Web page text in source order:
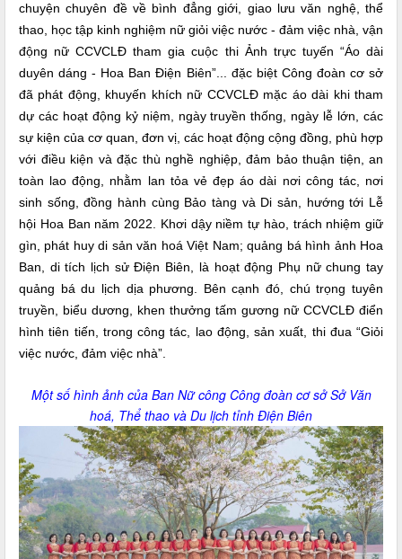
chuyện chuyên đề về bình đẳng giới, giao lưu văn nghệ, thể
thao, học tập kinh nghiệm nữ giỏi việc nước - đảm việc nhà, vận
động nữ CCVCLĐ tham gia cuộc thi Ảnh trực tuyến “Áo dài
duyên dáng - Hoa Ban Điện Biên”... đặc biệt Công đoàn cơ sở
đã phát động, khuyến khích nữ CCVCLĐ mặc áo dài khi tham
dự các hoạt động kỷ niệm, ngày truyền thống, ngày lễ lớn, các
sự kiện của cơ quan, đơn vị, các hoạt động cộng đồng, phù hợp
với điều kiện và đặc thù nghề nghiệp, đảm bảo thuận tiện, an
toàn lao động, nhằm lan tỏa vẻ đẹp áo dài nơi công tác, nơi
sinh sống, đồng hành cùng Bảo tàng và Di sản, hướng tới Lễ
hội Hoa Ban năm 2022. Khơi dậy niềm tự hào, trách nhiệm giữ
gìn, phát huy di sản văn hoá Việt Nam; quảng bá hình ảnh Hoa
Ban, di tích lịch sử Điện Biên, là hoạt động Phụ nữ chung tay
quảng bá du lịch dịa phương. Bên cạnh đó, chú trọng tuyên
truyền, biểu dương, khen thưởng tấm gương nữ CCVCLĐ điển
hình tiên tiến, trong công tác, lao động, sản xuất, thi đua “Giỏi
việc nước, đảm việc nhà”.
Một số hình ảnh của Ban Nữ công Công đoàn cơ sở Sở Văn
hoá, Thể thao và Du lịch tỉnh Điện Biên